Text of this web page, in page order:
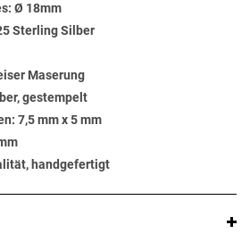
Ø 18mm
Sterling Silber
Maserung
gestempelt
7,5 mm x 5 mm
handgefertigt